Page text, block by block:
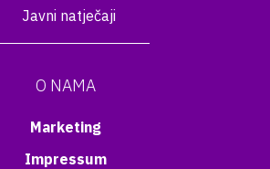
Javni natječaji
O NAMA
Marketing
Impressum